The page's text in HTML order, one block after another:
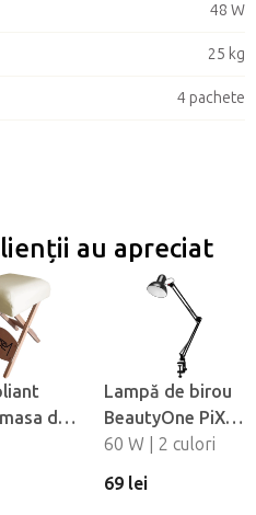
48 W
25 kg
4 pachete
au apreciat
de
Lampă de birou
BeautyOne PiX
314
60 W | 2 culori
69 lei